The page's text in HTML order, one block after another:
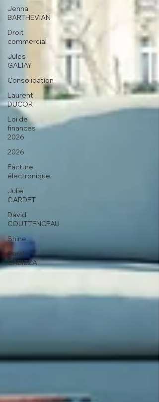
Jenna
BARTHEVIAN
Droit
commercial
Jules
GALIAY
Consolidation
Laurent
DUCOR
Loi de
finances
2026
2026
Facture
électronique
Julie
GARDET
David
COUTTENCEAU
Shine
Sarah
CABIZZA